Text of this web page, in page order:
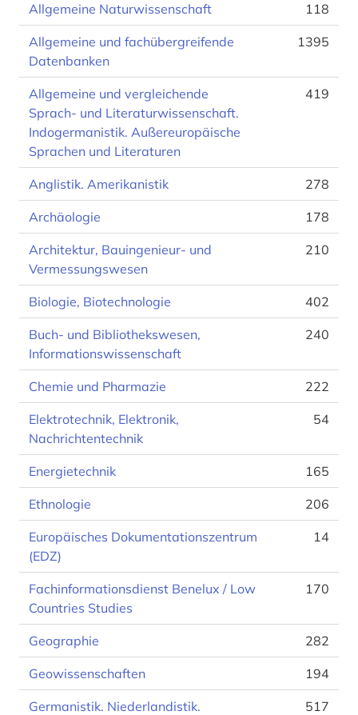
Allgemeine Naturwissenschaft 118
Allgemeine und fachübergreifende
Datenbanken
1395
Allgemeine und vergleichende
Sprach- und Literaturwissenschaft.
Indogermanistik. Außereuropäische
Sprachen und Literaturen
419
Anglistik. Amerikanistik 278
Archäologie 178
Architektur, Bauingenieur- und
Vermessungswesen
210
Biologie, Biotechnologie 402
Buch- und Bibliothekswesen,
Informationswissenschaft
240
Chemie und Pharmazie 222
Elektrotechnik, Elektronik,
Nachrichtentechnik
54
Energietechnik 165
Ethnologie 206
Europäisches Dokumentationszentrum
(EDZ)
14
Fachinformationsdienst Benelux / Low
Countries Studies
170
Geographie 282
Geowissenschaften 194
Germanistik. Niederlandistik.
517